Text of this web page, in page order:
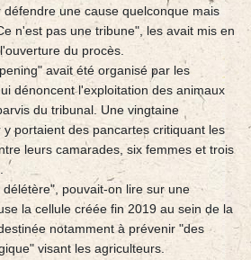
une cause quelconque mais
n'est pas une tribune", les avait mis en
du procès.
avait été organisé par les
dénoncent l'exploitation des animaux
du tribunal. Une vingtaine
portaient des pancartes critiquant les
leurs camarades, six femmes et trois
pouvait-on lire sur une
la cellule créée fin 2019 au sein de la
notamment à prévenir "des
visant les agriculteurs.